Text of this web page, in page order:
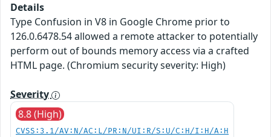
Details
Type Confusion in V8 in Google Chrome prior to
126.0.6478.54 allowed a remote attacker to potentially
perform out of bounds memory access via a crafted
HTML page. (Chromium security severity: High)
Severity
8.8 (High)
CVSS:3.1/AV:N/AC:L/PR:N/UI:R/S:U/C:H/I:H/A:H